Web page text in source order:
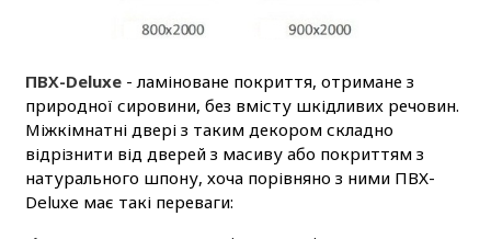
ПВХ-Deluxe- ламіноване покриття, отримане з
природної сировини, без вмісту шкідливих речовин.
Міжкімнатні двері з таким декором складно
відрізнити від дверей з масиву або покриттям з
натурального шпону, хоча порівняно з ними ПВХ-
Deluxe має такі переваги: